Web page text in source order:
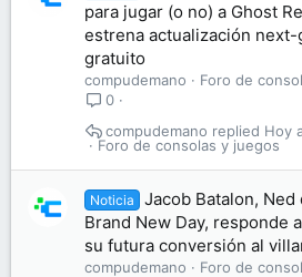
para jugar (o no) a Ghost
estrena actualización next-
gratuito
compudemano
Foro de
0
Foro de consolas y juegos
Hoy
compudemano
Noticia
Jacob Batalon,
Brand New Day, responde
su futura conversión al
compudemano
Foro de